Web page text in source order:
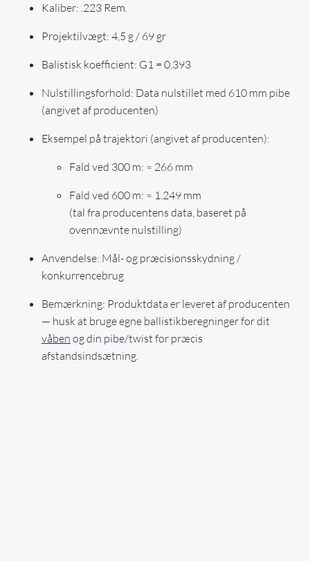
Kaliber: .223 Rem.
Projektilvægt: 4,5 g / 69 gr
Balistisk koefficient: G1 = 0,393
Nulstillingsforhold: Data nulstillet med 610 mm pibe
(angivet af producenten)
Eksempel på trajektori (angivet af producenten):
Fald ved 300 m: ≈ 266 mm
Fald ved 600 m: ≈ 1.249 mm
(tal fra producentens data, baseret på
ovennævnte nulstilling)
Anvendelse: Mål- og præcisionsskydning /
konkurrencebrug
Bemærkning: Produktdata er leveret af producenten
— husk at bruge egne ballistikberegninger for dit
våben og din pibe/twist for præcis
afstandsindsætning.